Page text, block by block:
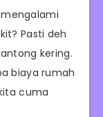
Pasti deh
kering.
biaya rumah
cuma